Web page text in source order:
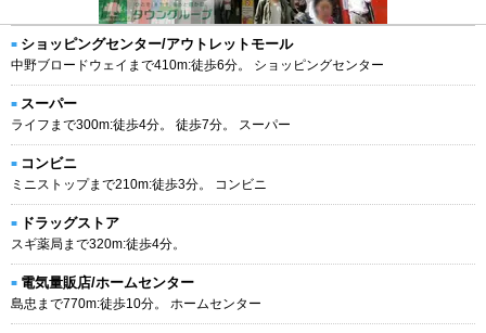
ショッピングセンター/アウトレットモール
中野ブロードウェイまで410m:徒歩6分。 ショッピングセンター
スーパー
ライフまで300m:徒歩4分。 徒歩7分。 スーパー
コンビニ
ミニストップまで210m:徒歩3分。 コンビニ
ドラッグストア
スギ薬局まで320m:徒歩4分。
電気量販店/ホームセンター
島忠まで770m:徒歩10分。 ホームセンター